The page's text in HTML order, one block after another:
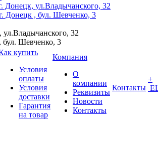
Донецк, ул.Владычанского, 32
Донецк , бул. Шевченко, 3
ул.Владычанского, 32
бул. Шевченко, 3
купить
Условия
оплаты
Условия
доставки
Гарантия
на товар
Компания
О
компании
Реквизиты
Новости
Контакты
Контакты
+